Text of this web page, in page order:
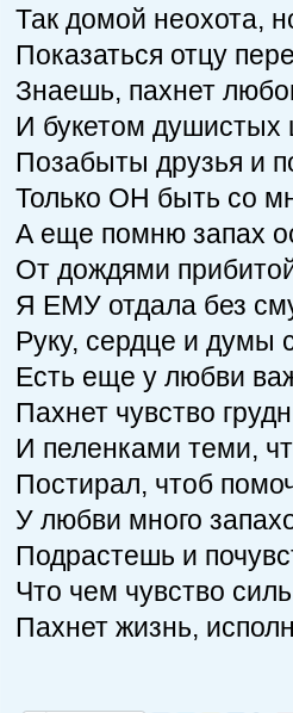
Так домой неохота,
Показаться отцу
Знаешь, пахнет
И букетом душистых
Позабыты друзья и
Только ОН быть со
А еще помню запах
От дождями
Я ЕМУ отдала без
Руку, сердце и думы
Есть еще у любви
Пахнет чувство
И пеленками теми,
Постирал, чтоб
У любви много
Подрастешь и
Что чем чувство
Пахнет жизнь,